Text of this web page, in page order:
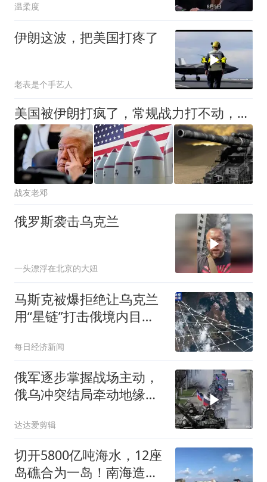
温柔度
伊朗这波，把美国打疼了
老表是个手艺人
美国被伊朗打疯了，常规战力打不动，开始要使用超级大炮和核讹诈
战友老邓
俄罗斯袭击乌克兰
一头漂浮在北京的大妞
马斯克被爆拒绝让乌克兰
用“星链”打击俄境内目
达成和平协议，且拒绝会
面泽连斯基
每日经济新闻
俄军逐步掌握战场主动，
俄乌冲突结局牵动地缘格
达达爱剪辑
切开5800亿吨海水，12座
岛礁合为一岛！南海造岛